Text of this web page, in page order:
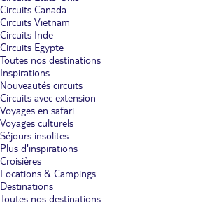
Circuits Canada
Circuits Vietnam
Circuits Inde
Circuits Egypte
Toutes nos destinations
Inspirations
Nouveautés circuits
Circuits avec extension
Voyages en safari
Voyages culturels
Séjours insolites
Plus d'inspirations
Croisières
Locations & Campings
Destinations
Toutes nos destinations